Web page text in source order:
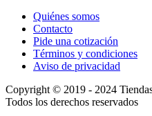
Quiénes somos
Contacto
Pide una cotización
Términos y condiciones
Aviso de privacidad
Copyright © 2019 - 2024
Todos los derechos reservados